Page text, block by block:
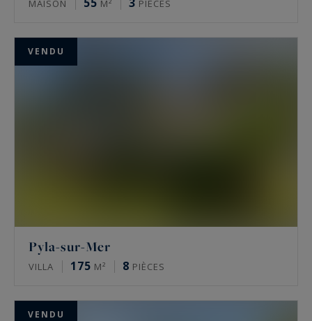
MAISON M² PIÈCES
VENDU
Pyla-sur-Mer
VILLA 175 M² 8 PIÈCES
VENDU